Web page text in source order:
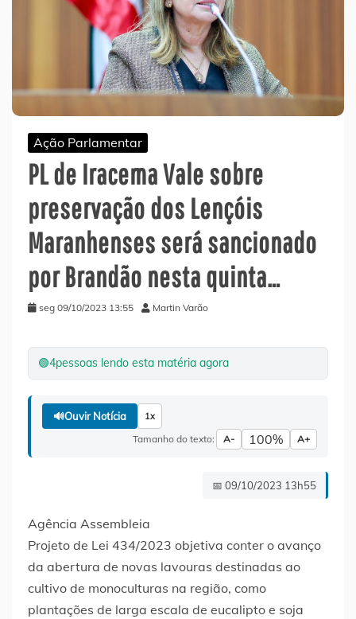
Ação Parlamentar
PL de Iracema Vale sobre
preservação dos Lençóis
Maranhenses será sancionado
por Brandão nesta quinta…
seg 09/10/2023 13:55 Martin Varão
🟢4pessoas lendo esta matéria agora
🔊Ouvir Notícia 1x
Tamanho do texto: A- 100% A+
📅 09/10/2023 13h55
Agência Assembleia
Projeto de Lei 434/2023 objetiva conter o avanço
da abertura de novas lavouras destinadas ao
cultivo de monoculturas na região, como
plantações de larga escala de eucalipto e soja